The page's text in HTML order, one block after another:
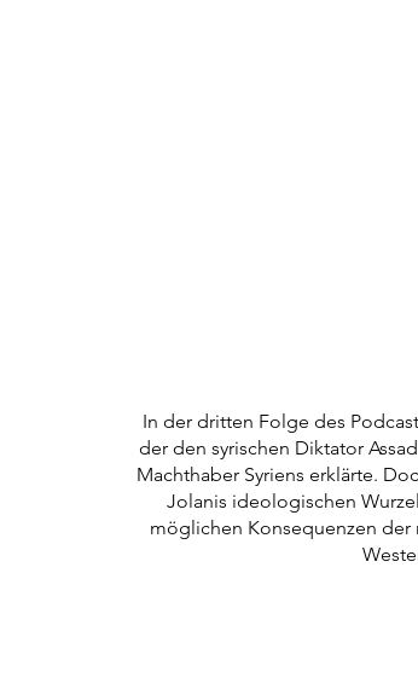
In der dritten Folge des
der den syrischen Diktator
Machthaber Syriens erklärte.
Jolanis ideologischen
möglichen Konsequenzen der